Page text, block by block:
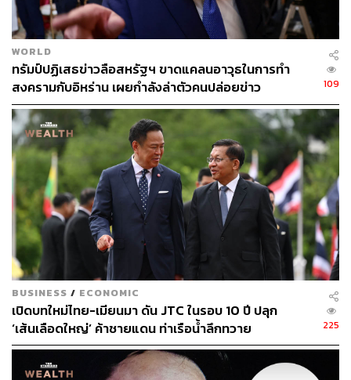
เพราะหากย้อนดูช่วงหาเสียง ทรัมป์พูดชัดเจนว่าจะขึ้นภาษี
รุนแรง เร็วกว่าเดิม ทำเลยทันที และเป้าหมายไม่เหมือนเดิม
รอบที่แล้วทรัมป์บอกเพิ่งเริ่มต้นเพราะไม่ซื้อจากจีน แต่ไปซื้อ
เวียดนาม ไทย เม็กซิโก แทนที่จะขาดดุลกับจีนก็ไปขาด
ดุลการค้ากับประเทศเหล่านี้แทน
แต่เป้าหมายรอบนี้คือการทำให้โรงงานกลับมาที่สหรัฐฯ
สร้างงานให้ชาวอเมริกันที่เป็นฐานเสียงชนชั้นกลางให้กลับ
มา
เพราะฉะนั้นนโยบาย 3 ข้อที่ต้องจับตาคือ 1. ทรัมป์จะขึ้น
กำแพงภาษี 60% มากขึ้นถึง 2 เท่าตัว และ 4 เท่าตัวสำหรับจีน
2. ขึ้นกำแพงภาษีสินค้าทั่วโลก 10-20% และ 3. ขึ้นภาษี
เรื่อยๆ จนถึงจุดที่สมดุลการค้ากับประเทศนั้นๆ
ดังนั้นหากบริษัทใดที่ผลิตในจีนจะเผชิญเพียง 2 ข้อแรก ต้อง
ย้ายฐานการผลิตไปยังประเทศอื่นๆ เช่น ไทย เวียดนาม แต่ข้อ
กังวลคือข้อ 3 การขึ้นภาษีเรื่อยๆ ธุรกิจโลกหนีไม่รอดจาก
ประเด็นเหล่านี้ เพราะทรัมป์ชัดเจนว่าอยากให้โรงงานกลับมา
WORLD
ทรัมป์ปฏิเสธข่าวลือสหรัฐฯ ขาดแคลนอาวุธในการทำ
สงครามกับอิหร่าน เผยกำลังล่าตัวคนปล่อยข่าว
109
BUSINESS / ECONOMIC
เปิดบทใหม่ไทย-เมียนมา ดัน JTC ในรอบ 10 ปี ปลุก
‘เส้นเลือดใหญ่’ ค้าชายแดน ท่าเรือน้ำลึกทวาย
225